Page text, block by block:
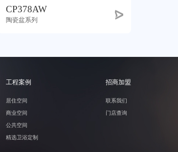
CP378AW
陶瓷盆系列
工程案例
居住空间
商业空间
公共空间
精选卫浴定制
招商加盟
联系我们
门店查询